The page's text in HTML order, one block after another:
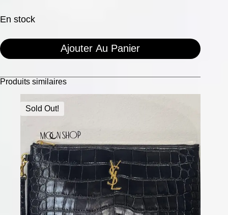
En stock
Ajouter Au Panier
Produits similaires
Sold Out!